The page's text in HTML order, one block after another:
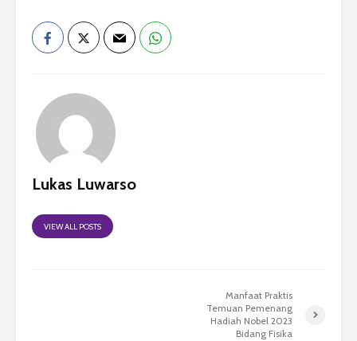
Lukas Luwarso
VIEW ALL POSTS
Manfaat Praktis
Temuan Pemenang
Hadiah Nobel 2023
Bidang Fisika